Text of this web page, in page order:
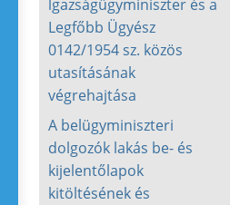
lgazságügyminiszter és a
Legfőbb Ügyész
0142/1954 sz. közös
utasításának
végrehajtása
A belügyminiszteri
dolgozók lakás be- és
kijelentőlapok
kitöltésének és